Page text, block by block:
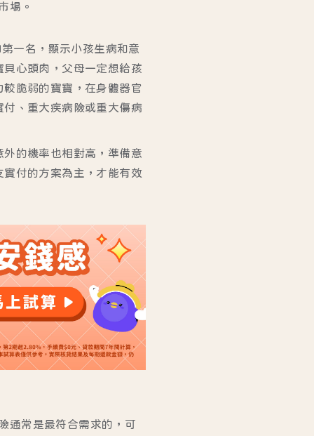
場。
一名，顯示小孩生病和意
心頭肉，父母一定想給孩
脆弱的寶寶，在身體器官
、重大疾病險或重大傷病
的機率也相對高，準備意
付的方案為主，才能有效
通常是最符合需求的，可